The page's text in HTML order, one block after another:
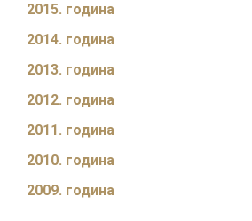
2015. година
2014. година
2013. година
2012. година
2011. година
2010. година
2009. година